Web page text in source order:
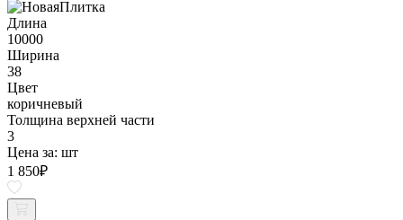
Длина
10000
Ширина
38
Цвет
коричневый
Толщина верхней части
3
Цена за: шт
1 850₽